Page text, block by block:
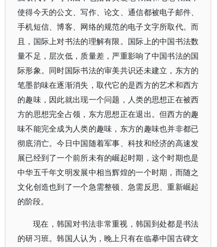
使得今天的公文、写作、论文、通信都被电子邮件、
手机短信、博客、网络的规范的电子文字所取代。而
且，国际上对书法的理解有限。国际上的中国书法数
量不足，层次低，质量差，严重影响了中国书法的国
际形象。同时国际书法的审美共识还未建立，东方的
笔墨韵味在逐渐消失，取代它的是西方的艺术和西方
的趣味，因此就出现一个问题，人类的思想正在被西
方的思想完全占领，东方思想正在退出。但西方的趣
味不能完全成为人类的趣味，东方的趣味也并非都已
彻底消亡。今日中国随着军事、科技和经济的高速发
展已经到了一个前所未有的崛起时期，这个时期也是
中华五千年文明发展中相当辉煌的一个时期，而随之
文化创造也到了一个急需整顿、急需反思、重新崛起
的阶段。
现在，韩国对书法非常重视，韩国到处都是书法
的研习班。韩国人认为，晚上只有在临摹中国古碑文